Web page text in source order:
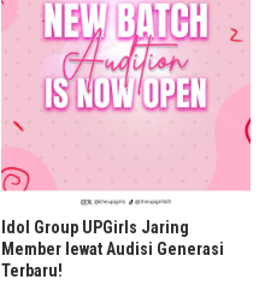
Idol Group UPGirls Jaring
Member lewat Audisi Generasi
Terbaru!